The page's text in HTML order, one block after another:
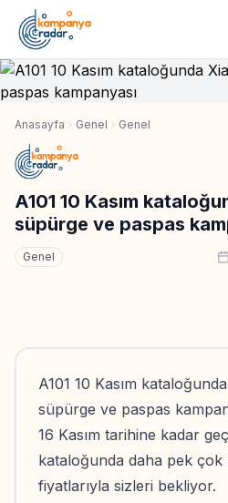
Anasayfa Genel Genel
A101 10 Kasım
süpürge ve paspas
Genel
A101 10 Kasım
süpürge ve paspas
16 Kasım tarihine kadar
kataloğunda daha pek çok
fiyatlarıyla sizleri bekliyor.